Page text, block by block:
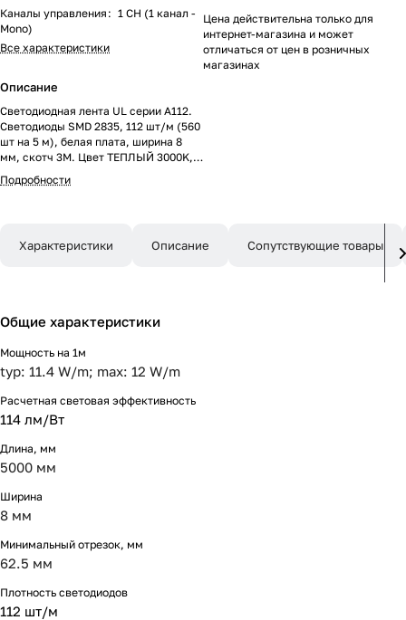
Каналы управления : 1 CH (1 канал -
Mono)
Все характеристики
Описание
Светодиодная лента UL серии A112.
Светодиоды SMD 2835, 112 шт/м (560
шт на 5 м), белая плата, ширина 8
мм, скотч 3M. Цвет ТЕПЛЫЙ 3000K,
индекс цветопередачи CRI>90, угол
120°. Питание 24 В, мощность 11.5
Подробности
Цена действительна только для
интернет-магазина и может
отличаться от цен в розничных
магазинах
Характеристики Описание Сопутствующие товары
Общие характеристики
Мощность на 1м
typ: 11.4 W/m; max: 12 W/m
Расчетная световая эффективность
114 лм/Вт
Длина, мм
5000 мм
Ширина
8 мм
Минимальный отрезок, мм
62.5 мм
Плотность светодиодов
112 шт/м